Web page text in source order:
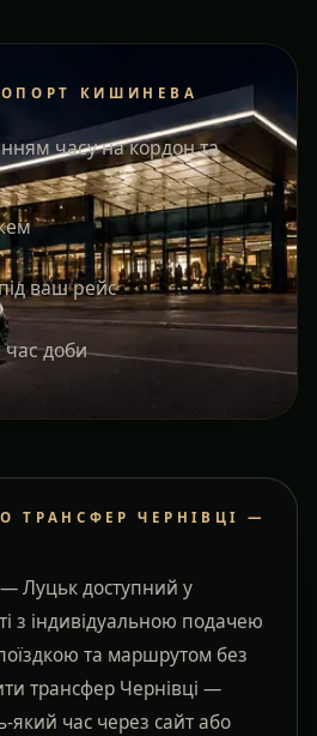
КИШИНЕВА
часу на кордон та
ваш рейс
час доби
ТРАНСФЕР ЧЕРНІВЦІ —
Луцьк доступний у
з індивідуальною подачею
та маршрутом без
трансфер Чернівці —
час через сайт або